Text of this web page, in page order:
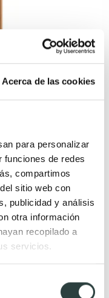
Acerca de las cookies
para personalizar
funciones de redes
compartimos
sitio web con
publicidad y análisis
otra información
recopilado a
servicios.